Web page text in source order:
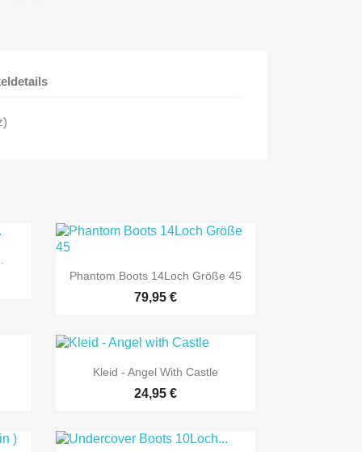
 Vorschau
Phantom Boots 14Loch Größe 45
79,95 €
 Vorschau
Kleid - Angel With Castle
24,95 €